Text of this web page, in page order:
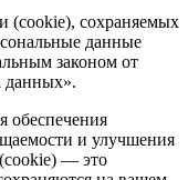
(cookie), сохраняемых
данные
законом от
данных».
обеспечения
и улучшения
(cookie) — это